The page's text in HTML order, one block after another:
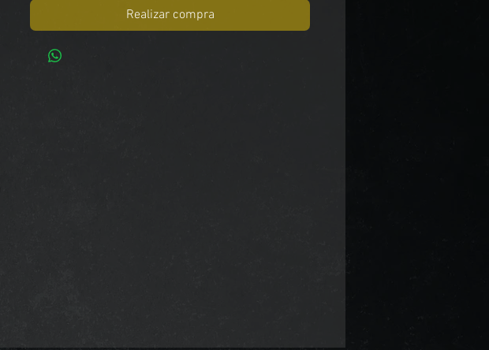
Realizar compra